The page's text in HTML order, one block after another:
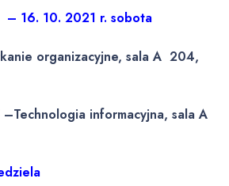
– 16. 10. 2021 r. sobota
organizacyjne, sala A 204,
–Technologia informacyjna, sala A